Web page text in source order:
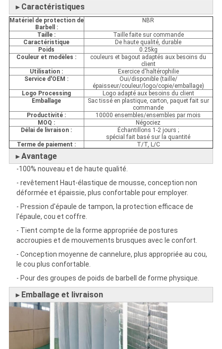
► Caractéristiques
Matériel de protection de
Barbell :
NBR
Taille :
Taille faite sur commande
Caractéristique
De haute qualité, durable
Poids
0.25kg
Couleur et modèles :
couleurs et bagout adaptés aux besoins du
client
Utilisation :
Exercice d'haltérophilie
Service d'OEM :
Oui/disponible (taille/
épaisseur/couleur/logo/copie/emballage)
Logo Processing
Logo adapté aux besoins du client
Emballage
Sac tissé en plastique, carton, paquet fait sur
commande
Productivité :
10000 ensembles/ensembles par mois
MOQ :
Négociez
Délai de livraison :
Échantillons 1-2 jours ;
spécial fait basé sur la quantité
Terme de paiement :
T/T, L/C
►Avantage
-100% nouveau et de haute qualité.
- revêtement Haut-élastique de mousse, conception non
déformée et épaissie, plus confortable pour employer.
- Pression d'épaule de tampon, la protection efficace de
l'épaule, cou et coffre.
- Tient compte de la forme appropriée de postures
accroupies et de mouvements brusques avec le confort.
- Conception moyenne de cannelure, plus appropriée au cou,
le cou plus confortable.
- Pour des groupes de poids de barbell de forme physique.
► Emballage et livraison